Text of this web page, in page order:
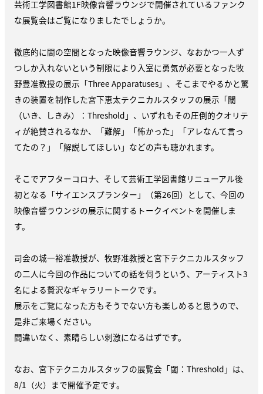
芸術工学図書館1F映像音響ラウンジで開催されているファンク
な展覧会はご覧になりましたでしょうか。
徹底的に闇の空間となった映像音響ラウンジ、なおかつ一人ず
つしか入れないという制限により入室に勇気が必要となった牧
野豊准教授の展示「Three Apparatuses」、そこまでやるかと驚
きの装置を制作した宮下恵太テクニカルスタッフの展示「閾
（いき、しきみ）：Threshold」、いずれもその圧倒的クオリテ
ィが絶賛されるなか、「難解」「怖かった」「アレなんて言っ
てたの？」「解説してほしい」などの声も聴かれます。
そこでアフターコロナ、そして芸術工学図書館リニューアル後
初となる「サイエンスプランター」（第26回）として、今回の
映像音響ラウンジの展示に関するトークイベントを開催しま
す。
司会の城一裕准教授が、牧野准教授と宮下テクニカルスタッフ
の二人に今回の作品についての話を伺うという、アーティスト3
名による贅沢なギャラリートークです。
展示をご覧になった方もそうでない方も楽しめると思うので、
是非ご来場ください。
間違いなく、素晴らしい刺激になるはずです。
なお、宮下テクニカルスタッフの展覧会「閾：Threshold」は、
8/1（火）まで開催予定です。